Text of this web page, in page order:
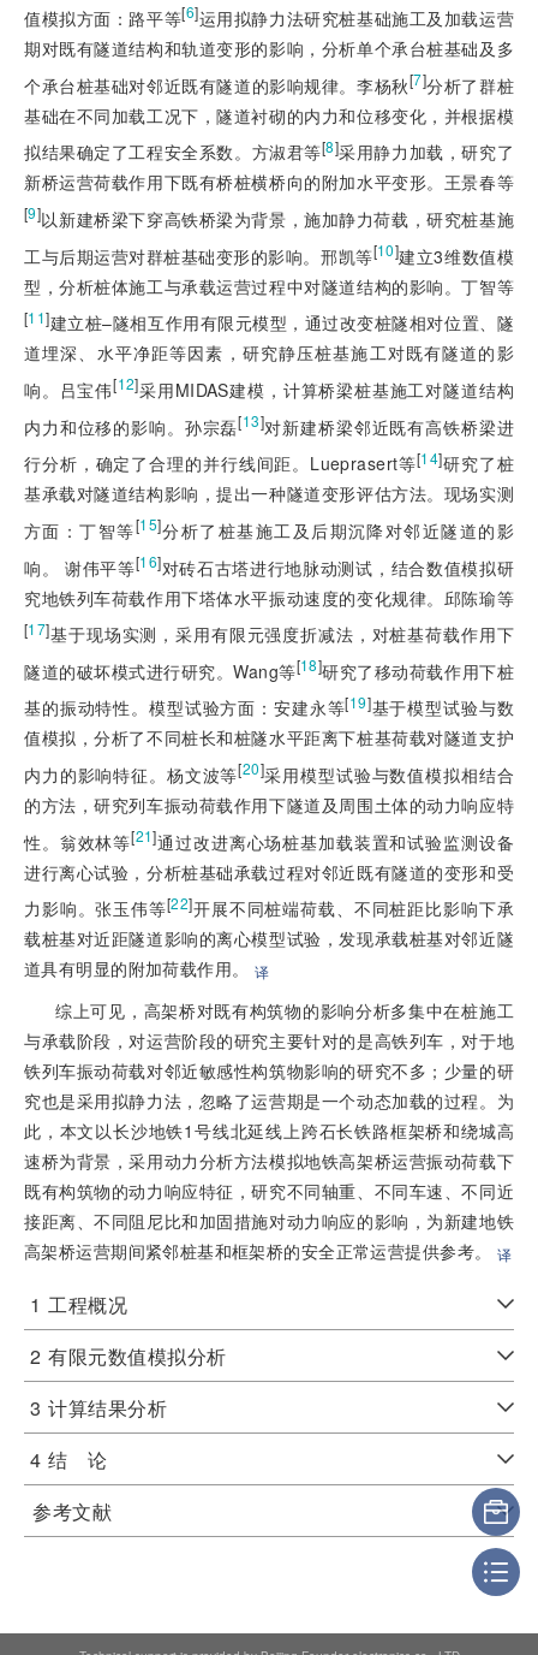
值模拟方面：路平等[6]运用拟静力法研究桩基础施工及加载运营
期对既有隧道结构和轨道变形的影响，分析单个承台桩基础及多
个承台桩基础对邻近既有隧道的影响规律。李杨秋[7]分析了群桩
基础在不同加载工况下，隧道衬砌的内力和位移变化，并根据模
拟结果确定了工程安全系数。方淑君等[8]采用静力加载，研究了
新桥运营荷载作用下既有桥桩横桥向的附加水平变形。王景春等
[9]以新建桥梁下穿高铁桥梁为背景，施加静力荷载，研究桩基施
工与后期运营对群桩基础变形的影响。邢凯等[10]建立3维数值模
型，分析桩体施工与承载运营过程中对隧道结构的影响。丁智等
[11]建立桩–隧相互作用有限元模型，通过改变桩隧相对位置、隧
道埋深、水平净距等因素，研究静压桩基施工对既有隧道的影
响。吕宝伟[12]采用MIDAS建模，计算桥梁桩基施工对隧道结构
内力和位移的影响。孙宗磊[13]对新建桥梁邻近既有高铁桥梁进
行分析，确定了合理的并行线间距。Lueprasert等[14]研究了桩
基承载对隧道结构影响，提出一种隧道变形评估方法。现场实测
方面：丁智等[15]分析了桩基施工及后期沉降对邻近隧道的影
响。 谢伟平等[16]对砖石古塔进行地脉动测试，结合数值模拟研
究地铁列车荷载作用下塔体水平振动速度的变化规律。邱陈瑜等
[17]基于现场实测，采用有限元强度折减法，对桩基荷载作用下
隧道的破坏模式进行研究。Wang等[18]研究了移动荷载作用下桩
基的振动特性。模型试验方面：安建永等[19]基于模型试验与数
值模拟，分析了不同桩长和桩隧水平距离下桩基荷载对隧道支护
内力的影响特征。杨文波等[20]采用模型试验与数值模拟相结合
的方法，研究列车振动荷载作用下隧道及周围土体的动力响应特
性。翁效林等[21]通过改进离心场桩基加载装置和试验监测设备
进行离心试验，分析桩基础承载过程对邻近既有隧道的变形和受
力影响。张玉伟等[22]开展不同桩端荷载、不同桩距比影响下承
载桩基对近距隧道影响的离心模型试验，发现承载桩基对邻近隧
道具有明显的附加荷载作用。 译
综上可见，高架桥对既有构筑物的影响分析多集中在桩施工
与承载阶段，对运营阶段的研究主要针对的是高铁列车，对于地
铁列车振动荷载对邻近敏感性构筑物影响的研究不多；少量的研
究也是采用拟静力法，忽略了运营期是一个动态加载的过程。为
此，本文以长沙地铁1号线北延线上跨石长铁路框架桥和绕城高
速桥为背景，采用动力分析方法模拟地铁高架桥运营振动荷载下
既有构筑物的动力响应特征，研究不同轴重、不同车速、不同近
接距离、不同阻尼比和加固措施对动力响应的影响，为新建地铁
高架桥运营期间紧邻桩基和框架桥的安全正常运营提供参考。
译
1 工程概况
2 有限元数值模拟分析
3 计算结果分析
4 结 论
参考文献